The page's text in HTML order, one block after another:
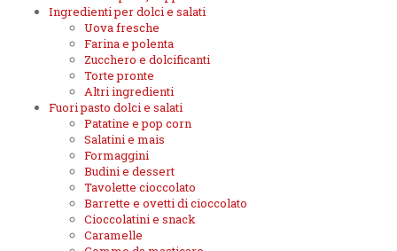
Ingredienti per dolci e salati
Uova fresche
Farina e polenta
Zucchero e dolcificanti
Torte pronte
Altri ingredienti
Fuori pasto dolci e salati
Patatine e pop corn
Salatini e mais
Formaggini
Budini e dessert
Tavolette cioccolato
Barrette e ovetti di cioccolato
Cioccolatini e snack
Caramelle